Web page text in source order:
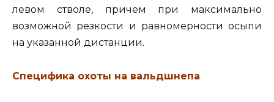
левом стволе, причем при максимально
возможной резкости и равномерности осыпи
на указанной дистанции.
Специфика охоты на вальдшнепа